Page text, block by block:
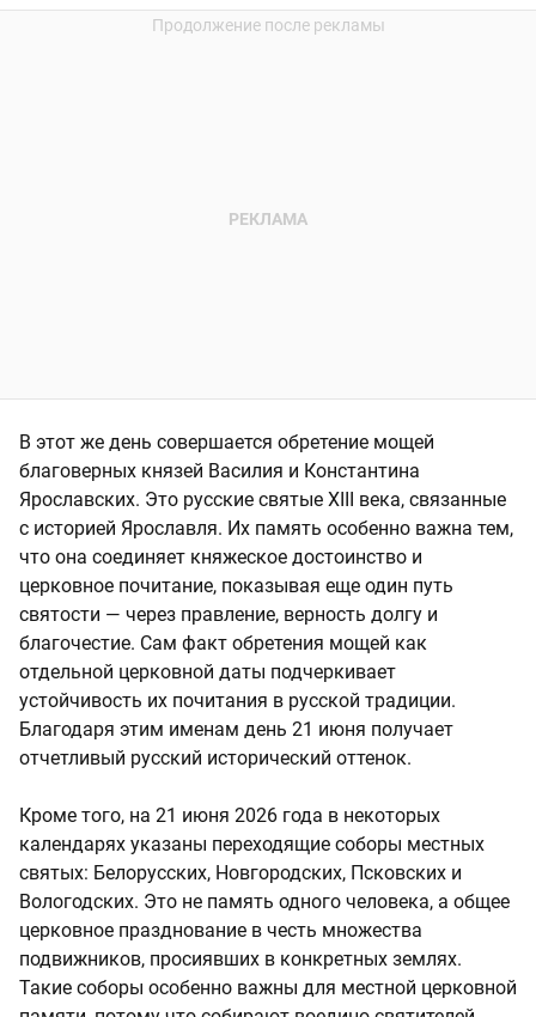
В этот же день совершается обретение мощей
благоверных князей Василия и Константина
Ярославских. Это русские святые XIII века, связанные
с историей Ярославля. Их память особенно важна тем,
что она соединяет княжеское достоинство и
церковное почитание, показывая еще один путь
святости — через правление, верность долгу и
благочестие. Сам факт обретения мощей как
отдельной церковной даты подчеркивает
устойчивость их почитания в русской традиции.
Благодаря этим именам день 21 июня получает
отчетливый русский исторический оттенок.
Кроме того, на 21 июня 2026 года в некоторых
календарях указаны переходящие соборы местных
святых: Белорусских, Новгородских, Псковских и
Вологодских. Это не память одного человека, а общее
церковное празднование в честь множества
подвижников, просиявших в конкретных землях.
Такие соборы особенно важны для местной церковной